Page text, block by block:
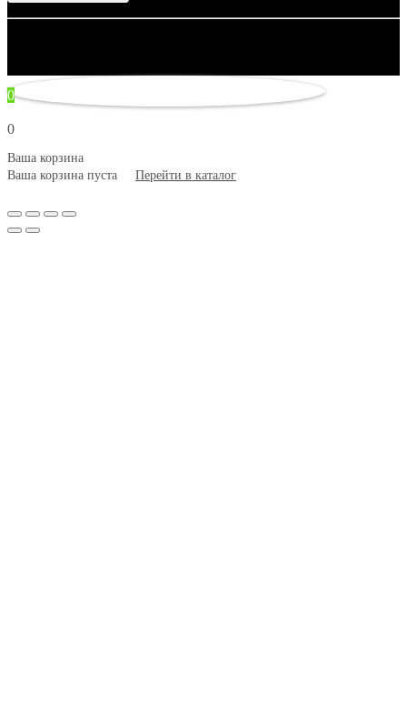
0
0
Ваша корзина
Ваша корзина пуста
Перейти в каталог